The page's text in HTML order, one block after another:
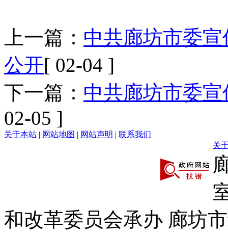
上一篇： 中共廊坊市委
公开[ 02-04 ]
下一篇： 中共廊坊市委
02-05 ]
关于本站 | 网站地图 | 网站声明 | 联系我们
关
和改革委员会承办 廊坊